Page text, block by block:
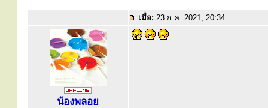
เมื่อ: 23 ก.ค. 2021, 20:34
น้องพลอย